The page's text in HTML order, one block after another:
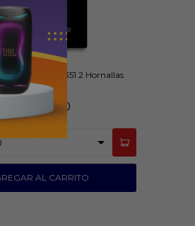
MCID351 2 Hornallas
1.149.000